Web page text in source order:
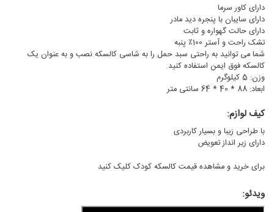
دارای کاور سرما
دارای سایبان با پنجره دید مادر
دارای حالت گهواره و ثابت
تشک راحت و آستر 100٪ پنبه
شما می توانید به راحتی سبد حمل را به شاسی کالسکه نصب و به عنوان یک
کالسکه فوق ایمن استفاده کنید.
وزن: 5 کیلوگرم
ابعاد: 88 * 40 * 64 سانتی متر
کیف لوازم:
با طراحی زیبا و بسیار کاربردی
دارای زیر انداز تعویض
برای خرید و مشاهدهقیمت کالسکه کودککلیک کنید
ویدئو: